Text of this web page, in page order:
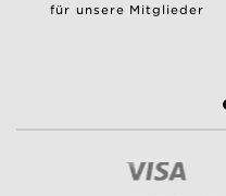
für unsere Mitglieder